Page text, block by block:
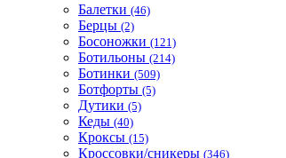
Балетки (46)
Берцы (2)
Босоножки (121)
Ботильоны (214)
Ботинки (509)
Ботфорты (5)
Дутики (5)
Кеды (40)
Кроксы (15)
Кроссовки/сникеры (346)